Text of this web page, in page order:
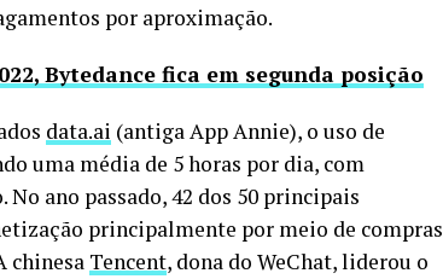
por aproximação.
Bytedance fica em segunda posição
data.ai (antiga App Annie), o uso de
uma média de 5 horas por dia, com
ano passado, 42 dos 50 principais
principalmente por meio de compras
chinesa Tencent, dona do WeChat, liderou o